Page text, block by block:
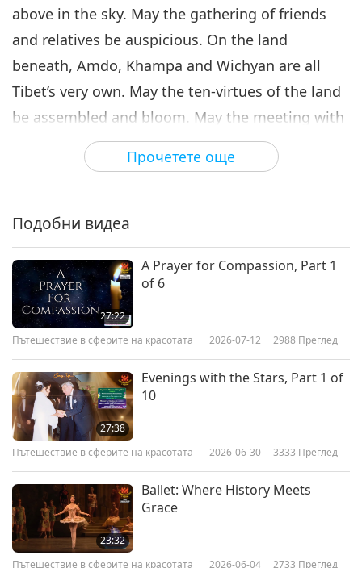
Пътешествие в сферите на
красотата
2019-06-29 10261 Преглед
Прочетете още
above in the sky. May the gathering of friends
and relatives be auspicious. On the land
beneath, Amdo, Khampa and Wichyan are all
Tibet’s very own. May the ten-virtues of the land
be assembled and bloom. May the meeting with
parents be auspicious. Getting together
everyday is good fortune and happiness; May no
overwhelming with joy.
Подобни видеа
27:22
A Prayer for Compassion, Part 1
of 6
Пътешествие в сферите на красотата 2026-07-12 2988 Преглед
27:38
Evenings with the Stars, Part 1 of
10
Пътешествие в сферите на красотата 2026-06-30 3333 Преглед
23:32
Ballet: Where History Meets
Grace
Пътешествие в сферите на красотата 2026-06-04 2733 Преглед